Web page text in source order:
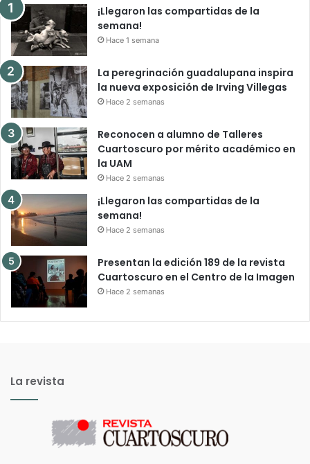
¡Llegaron las compartidas de la
semana!
Hace 1 semana
La peregrinación guadalupana inspira
la nueva exposición de Irving Villegas
Hace 2 semanas
Reconocen a alumno de Talleres
Cuartoscuro por mérito académico en
la UAM
Hace 2 semanas
¡Llegaron las compartidas de la
semana!
Hace 2 semanas
Presentan la edición 189 de la revista
Cuartoscuro en el Centro de la Imagen
Hace 2 semanas
La revista